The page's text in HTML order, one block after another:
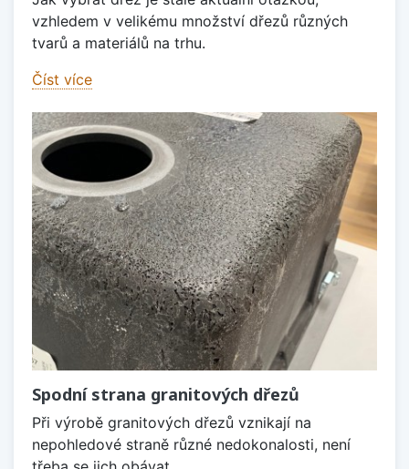
vzhledem v velikému množství dřezů různých
tvarů a materiálů na trhu.
Číst více
Spodní strana granitových dřezů
Při výrobě granitových dřezů vznikají na
nepohledové straně různé nedokonalosti, není